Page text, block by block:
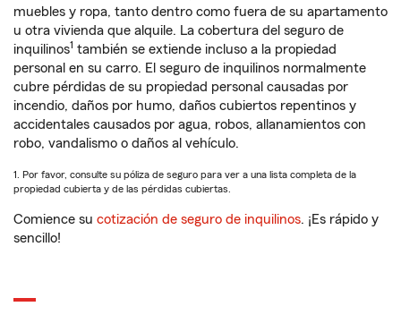
muebles y ropa, tanto dentro como fuera de su apartamento
u otra vivienda que alquile. La cobertura del seguro de
inquilinos1 también se extiende incluso a la propiedad
personal en su carro. El seguro de inquilinos normalmente
cubre pérdidas de su propiedad personal causadas por
incendio, daños por humo, daños cubiertos repentinos y
accidentales causados por agua, robos, allanamientos con
robo, vandalismo o daños al vehículo.
1. Por favor, consulte su póliza de seguro para ver a una lista completa de la
propiedad cubierta y de las pérdidas cubiertas.
Comience su cotización de seguro de inquilinos. ¡Es rápido y
sencillo!